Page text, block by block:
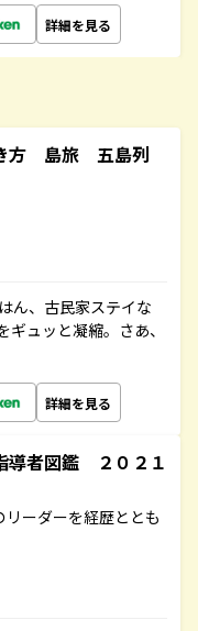
詳細を見る
方 島旅 五島列
ん、古民家ステイな
ュッと凝縮。さあ、
詳細を見る
者図鑑 ２０２１
リーダーを経歴ととも